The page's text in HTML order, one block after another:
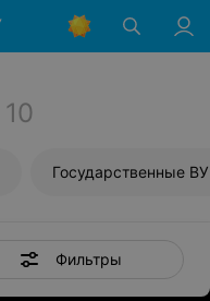
10
Государственные
Фильтры